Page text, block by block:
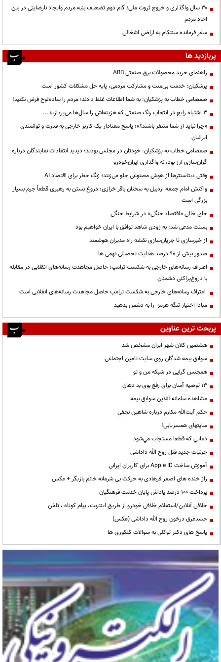
۳۰ سال واگذاری و خروج ثروت ملی؛ گام دوم تضعیف بنیه مردم وایجاد نارضایتی در بین
احاد مردم
سفر فرمانده سنتکام به اراضی اشغالی
پربازدید ها
راهنمای خرید محصولات برق صنعتی ABB
پزشکیان: خدمت بی‌منت و مشارکت مردمی، پایه حل مشکلات کشور است
صمصامی خطاب به پزشکیان: به شما اطلاعات غلط دادند؛ مردم را ساده‌لوح فرض نکنید!
3 اشتباه رایج در انتخاب رنگ صنعتی که هزینه‌اش را سال‌ها می‌پردازید...
«چرا نباید از شما متنفر باشند؟»؛ پاسخ معنادار یک کاربر خارجی به قدرت و توانمندی
ایرانیان
صمصامی خطاب به پزشکیان: خودتان در مجلس بودید؛ دیدید انتقادات نمایندگان درباره
گران‌سازی ارز بود، نه واگذاری ایران‌خودرو
وقتی دیتاسنترها از هوش مصنوعی جلو می‌زنند؛ زنگ خطر برای اقتصاد AI
واکنش امام جمعه اردبیل به سخنان باقر خرازی: دروغ بستن به رهبری قطعاً جرم بسیار
بزرگی است
جای خالی «اقتصاد جنگی» در شرایط جنگی
بسنت مدعی شد: به زودی شاهد توافق با ایران خواهیم بود
از خبرسازی تا جریان‌سازی نقشه راه مدیران هوشمند
صدور بیش از ۹۰ درصد هدایت تحصیلی نهمی ها
اعتراف رسانه‌های خارجی به شکست ترامپ؛ حاصل مجاهدت رسانه‌های انقلابی در مقابله
با دروغ‌پراکنی دشمنان
اعتراف رسانه‌های خارجی به شکست ترامپ حاصل مجاهدت رسانه‌های انقلابی است
مبادا اختیار تنگه هرمز را به دشمن بدهید
پربحث ترین عناوین
هشتمین کلان شهر ایران مشخص شد
سوابق بیمه شدگان روی سایت تامین اجتماعی
همجنس گرایی در شبکه من و تو
13 توصیه آسان برای رفع بوی بد دهان
مشاهده سامانه آنلاين سوابق بیمه
حكم آيت‌الله مكارم درباره شاهين نجفي
سایتهای همسریابی!
دعايي كه قطعا مستجاب مي‌شود
جزئیات جدید قتل روح الله داداشی
آموزش ساخت Apple ID برای کاربران ایرانی
راز خنده های اصغر فرهادی به حرکت بی شرمانه خانم بازیگر + عکس
پرداخت ۱۰۰ درصد پاداش پایان خدمت فرهنگیان
خلافی آنلاین/استعلام خلافی خودرو از طریق اینترنت، پیام کوتاه ، تلفن
جسدغرق درخون روح الله داداشی (عکس)
پاسخ های دکتر توکلی به سوالات کنکوری ها